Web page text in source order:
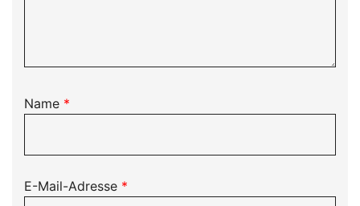
Name *
E-Mail-Adresse *